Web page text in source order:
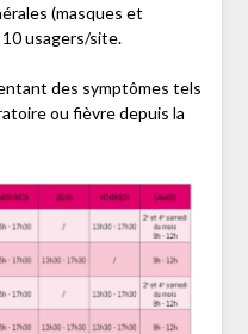
(masques et
usagers/site.
des symptômes tels
ou fièvre depuis la